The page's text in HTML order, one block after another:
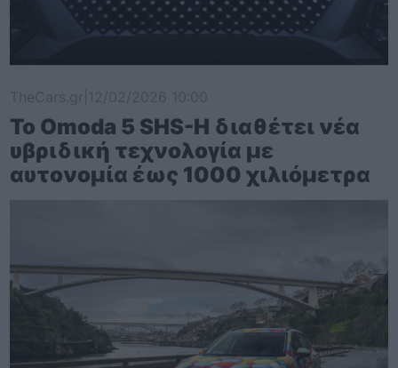
Το Omoda 5 SHS-H διαθέτει νέα
υβριδική τεχνολογία με
αυτονομία έως 1000 χιλιόμετρα